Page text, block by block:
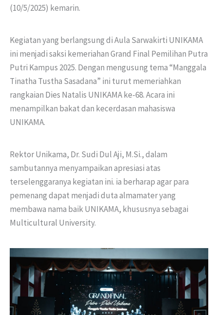
(10/5/2025) kemarin.
Kegiatan yang berlangsung di Aula Sarwakirti UNIKAMA
ini menjadi saksi kemeriahan Grand Final Pemilihan Putra
Putri Kampus 2025. Dengan mengusung tema “Manggala
Tinatha Tustha Sasadana” ini turut memeriahkan
rangkaian Dies Natalis UNIKAMA ke-68. Acara ini
menampilkan bakat dan kecerdasan mahasiswa
UNIKAMA.
Rektor Unikama, Dr. Sudi Dul Aji, M.Si., dalam
sambutannya menyampaikan apresiasi atas
terselenggaranya kegiatan ini. ia berharap agar para
pemenang dapat menjadi duta almamater yang
membawa nama baik UNIKAMA, khususnya sebagai
Multicultural University.